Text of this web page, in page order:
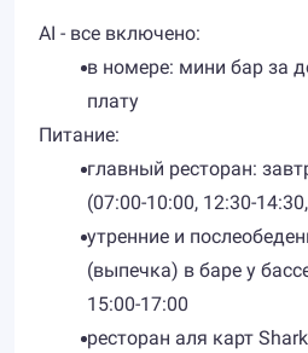
AI - все включено:
в номере: мини бар за
плату
Питание:
главный ресторан:
(07:00-10:00, 12:30-
утренние и
(выпечка) в баре у
15:00-17:00
ресторан аля карт